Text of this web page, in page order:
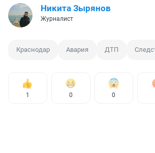
Никита Зырянов
Журналист
Краснодар Авария ДТП
1 0 0